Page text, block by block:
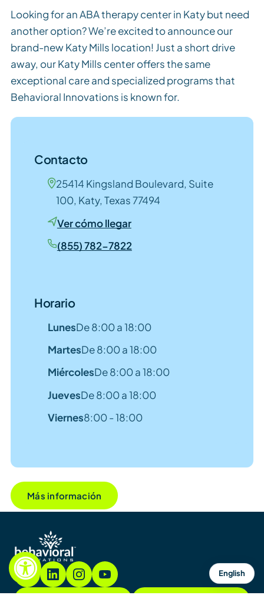
Looking for an ABA therapy center in Katy but need
another option? We’re excited to announce our
brand-new Katy Mills location! Just a short drive
away, our Katy Mills center offers the same
exceptional care and specialized programs that
Behavioral Innovations is known for.
Contacto
25414 Kingsland Boulevard, Suite
100, Katy, Texas 77494
Ver cómo llegar
(855) 782-7822
Horario
LunesDe 8:00 a 18:00
MartesDe 8:00 a 18:00
MiércolesDe 8:00 a 18:00
JuevesDe 8:00 a 18:00
Viernes8:00 - 18:00
Más información
English